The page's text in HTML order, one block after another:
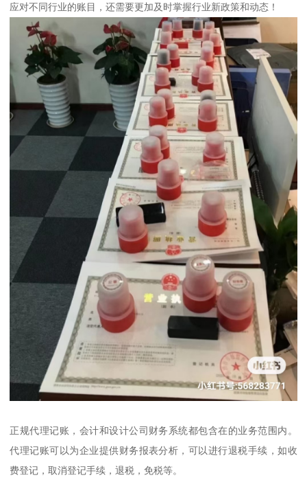
应对不同行业的账目，还需要更加及时掌握行业新政策和动态！
正规代理记账，会计和设计公司财务系统都包含在的业务范围内。
代理记账可以为企业提供财务报表分析，可以进行退税手续，如收
费登记，取消登记手续，退税，免税等。